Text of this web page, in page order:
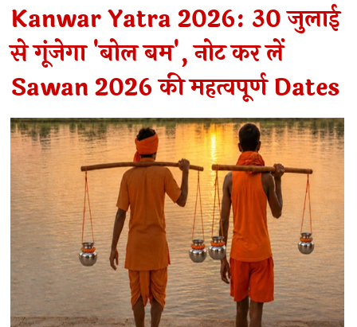
Kanwar Yatra 2026: 30 जुलाई
से गूंजेगा 'बोल बम', नोट कर लें
Sawan 2026 की महत्वपूर्ण Dates